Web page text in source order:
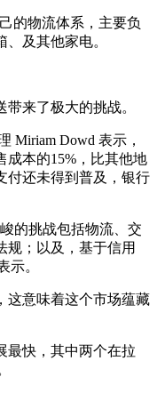
的物流体系，主要负
及其他家电。
来了极大的挑战。
Miriam Dowd 表示，
成本的15%，比其他地
付还未得到普及，银行
的挑战包括物流、交
规；以及，基于信用
示。
这意味着这个市场蕴藏
最快，其中两个在拉